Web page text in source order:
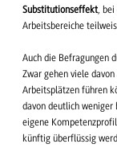
Substitutionseffekt, bei
Arbeitsbereiche
Auch die Befragungen
Zwar gehen viele
Arbeitsplätzen führen
davon deutlich weniger
eigene
künftig überflüssig